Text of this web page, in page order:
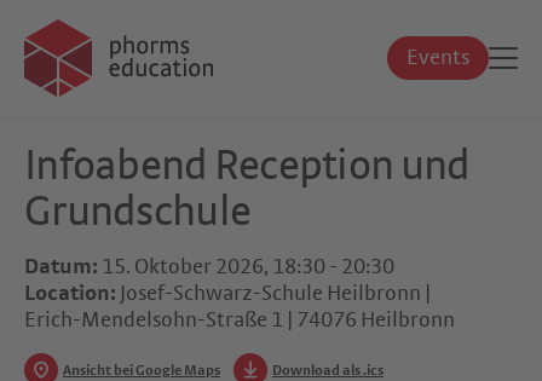
Events
Infoabend Reception und
Grundschule
Datum: 15. Oktober 2026, 18:30 - 20:30
Location: Josef-Schwarz-Schule Heilbronn |
Erich-Mendelsohn-Straße 1 | 74076 Heilbronn
Ansicht bei Google Maps Download als .ics